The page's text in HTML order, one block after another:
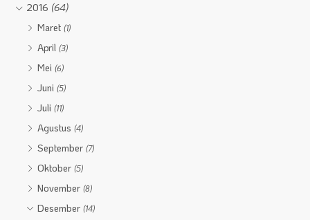
2016 (64)
Maret(1)
April(3)
Mei(6)
Juni(5)
Juli(11)
Agustus(4)
September(7)
Oktober(5)
November(8)
Desember(14)